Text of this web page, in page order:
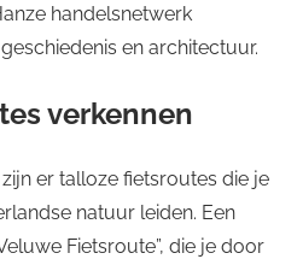
handelsnetwerk
en architectuur.
verkennen
er talloze fietsroutes die je
natuur leiden. Een
Fietsroute”, die je door